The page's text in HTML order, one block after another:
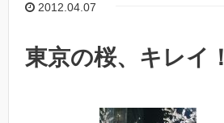
2012.04.07
東京の桜、キレイ！